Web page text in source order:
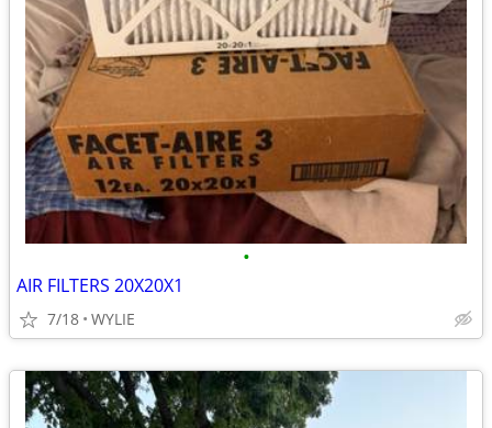
•
AIR FILTERS 20X20X1
7/18 WYLIE